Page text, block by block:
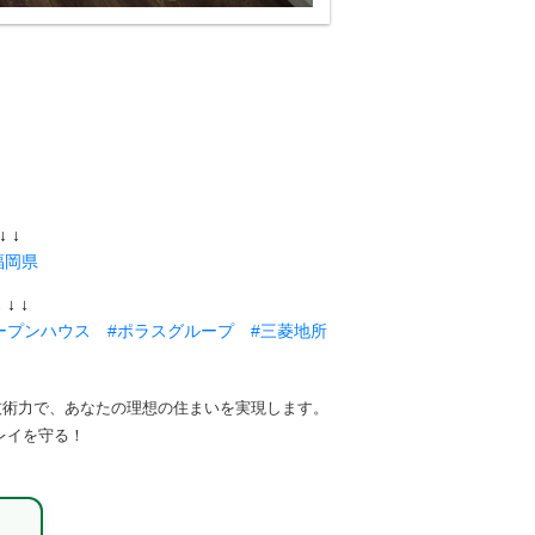
↓
岡県
↓
プンハウス
#ポラスグループ #三菱地所
力で、あなたの理想の住まいを実現します。
を守る！